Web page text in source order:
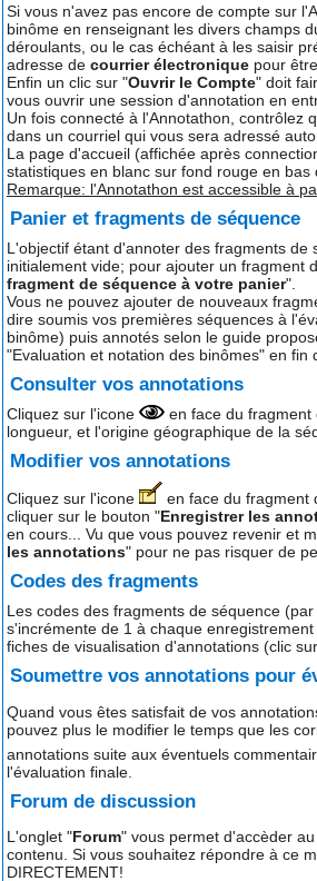
Si vous n'avez pas encore de compte sur
binôme en renseignant les divers champs
déroulants, ou le cas échéant à les saisir
adresse de courrier électronique pour
Enfin un clic sur "Ouvrir le Compte" doit
vous ouvrir une session d'annotation en
Un fois connecté à l'Annotathon, contrôlez
dans un courriel qui vous sera adressé
La page d'accueil (affichée après
statistiques en blanc sur fond rouge en
Remarque: l'Annotathon est accessible à
Panier et fragments de séquence
L'objectif étant d'annoter des fragments
initialement vide; pour ajouter un fragment
fragment de séquence à votre panier".
Vous ne pouvez ajouter de nouveaux
dire soumis vos premières séquences à
binôme) puis annotés selon le guide
"Evaluation et notation des binômes" en fin
Consulter vos annotations
Cliquez sur l'icone
en face du fragment
longueur, et l'origine géographique de la
Modifier vos annotations
Cliquez sur l'icone
en face du fragment
cliquer sur le bouton "Enregistrer les
en cours... Vu que vous pouvez revenir et
les annotations" pour ne pas risquer de
Codes des fragments
Les codes des fragments de séquence
s'incrémente de 1 à chaque
fiches de visualisation d'annotations (clic
Soumettre vos annotations pour
Quand vous êtes satisfait de vos
pouvez plus le modifier le temps que les
annotations suite aux éventuels
l'évaluation finale.
Forum de discussion
L'onglet "Forum" vous permet d'accèder
contenu. Si vous souhaitez répondre à ce
DIRECTEMENT!